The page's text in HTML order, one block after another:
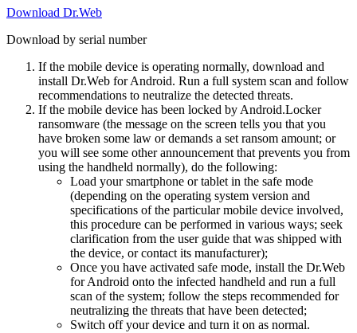
Download Dr.Web
Download by serial number
If the mobile device is operating normally, download and
install Dr.Web for Android. Run a full system scan and follow
recommendations to neutralize the detected threats.
If the mobile device has been locked by Android.Locker
ransomware (the message on the screen tells you that you
have broken some law or demands a set ransom amount; or
you will see some other announcement that prevents you from
using the handheld normally), do the following:
Load your smartphone or tablet in the safe mode
(depending on the operating system version and
specifications of the particular mobile device involved,
this procedure can be performed in various ways; seek
clarification from the user guide that was shipped with
the device, or contact its manufacturer);
Once you have activated safe mode, install the Dr.Web
for Android onto the infected handheld and run a full
scan of the system; follow the steps recommended for
neutralizing the threats that have been detected;
Switch off your device and turn it on as normal.